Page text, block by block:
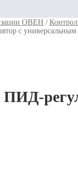
ОВЕН /
с